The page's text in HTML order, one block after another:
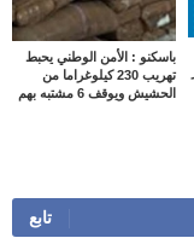
باسكنو : الأمن الوطني يحبط
تهريب 230 كيلوغراما من
الحشيش ويوقف 6 مشتبه بهم
تابع